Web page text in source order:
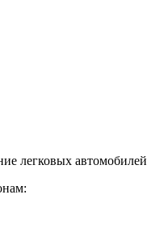
легковых автомобилей